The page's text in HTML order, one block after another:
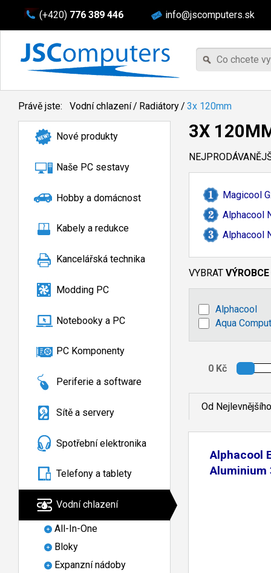
(+420) 776 389 446 info@jscomputers.sk
Právě jste: Vodní chlazení/ Radiátory/ 3x 120mm
Nové produkty
Naše PC sestavy
Hobby a domácnost
Kabely a redukce
Kancelářská technika
Modding PC
Notebooky a PC
PC Komponenty
Periferie a software
Sítě a servery
Spotřební elektronika
Telefony a tablety
Vodní chlazení
All-In-One
Bloky
Expanzní nádoby
3X
Magicool
Alphacool
Alphacool
VYBRAT VÝROBCE
Alphacool
Aqua
Od Nejlevnějšího
Alphacool
Aluminium